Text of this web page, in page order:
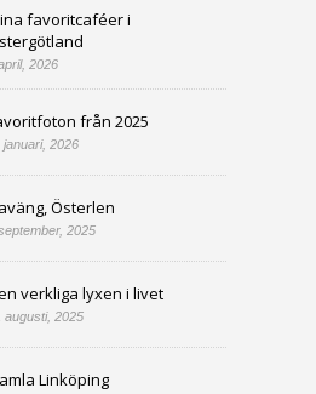
favoritcaféer i
2026
från 2025
januari, 2026
Österlen
2025
verkliga lyxen i livet
augusti, 2025
Linköping